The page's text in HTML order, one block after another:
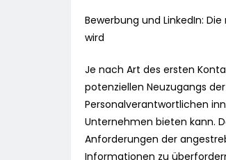
Bewerbung und LinkedIn:
wird
Je nach Art des ersten
potenziellen Neuzugangs
Personalverantwortlichen
Unternehmen bieten kann.
Anforderungen der
Informationen zu